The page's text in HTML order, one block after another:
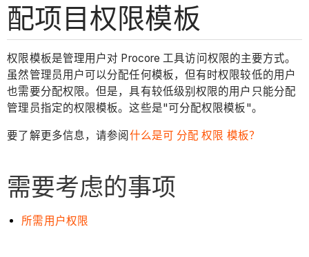
配项目权限模板
权限模板是管理用户对 Procore 工具访问权限的主要方式。
虽然管理员用户可以分配任何模板，但有时权限较低的用户
也需要分配权限。但是，具有较低级别权限的用户只能分配
管理员指定的权限模板。这些是"可分配权限模板"。
要了解更多信息，请参阅 什么是可 分配 权限 模板？
需要考虑的事项
所需用户权限